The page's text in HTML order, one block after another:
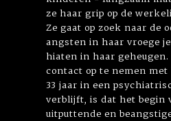
ze haar grip op de
Ze gaat op zoek naar de
angsten in haar vroege
hiaten in haar geheugen.
contact op te nemen met
33 jaar in een
verblijft, is dat het begin
uitputtende en